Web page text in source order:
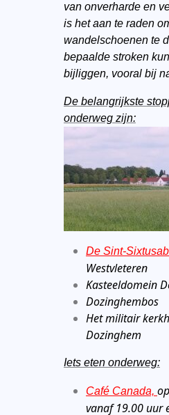
van onverharde en
is het aan te raden
wandelschoenen te
bepaalde stroken
bijliggen, vooral bij
De belangrijkste
onderweg zijn:
De Sint-
Westvleteren
Kasteeldomein
Dozinghembos
Het militair
Dozinghem
Iets eten onderweg:
Café Canada,
vanaf 19.00 uur